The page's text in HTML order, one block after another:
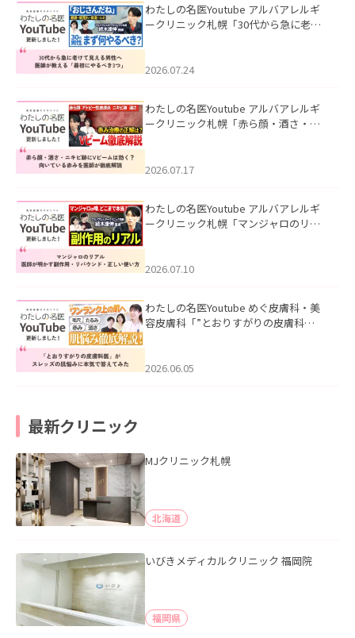
わたしの名医Youtube アルバアレルギ
ークリニック札幌「30代から急に老け
た。
2026.07.24
わたしの名医Youtube アルバアレルギ
ークリニック札幌「赤ら顔・酒さ・ニ
した。
2026.07.17
わたしの名医Youtube アルバアレルギ
ークリニック札幌「マンジャロのリア
た。
2026.07.10
わたしの名医Youtube めぐ皮膚科・美
容皮膚科「”とおりすがりの皮膚科
2026.06.05
最新クリニック
MJクリニック札幌
北海道
いびきメディカルクリニック 福岡院
福岡県